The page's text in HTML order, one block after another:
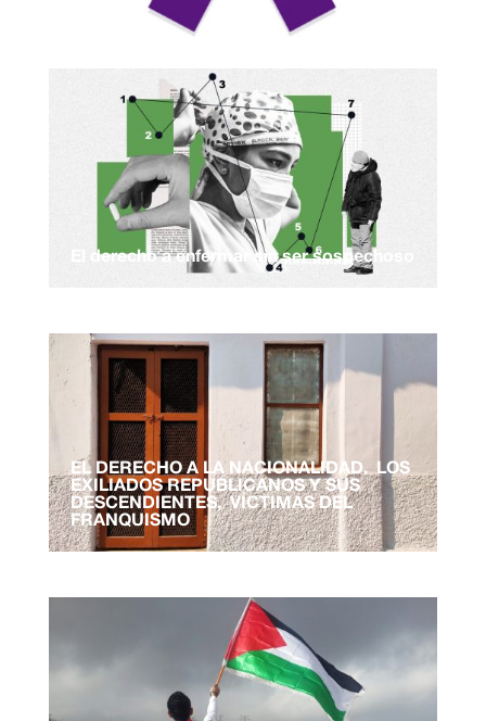
El derecho a enfermar sin ser sospechoso
EL DERECHO A LA NACIONALIDAD. LOS
EXILIADOS REPUBLICANOS Y SUS
DESCENDIENTES, VÍCTIMAS DEL
FRANQUISMO